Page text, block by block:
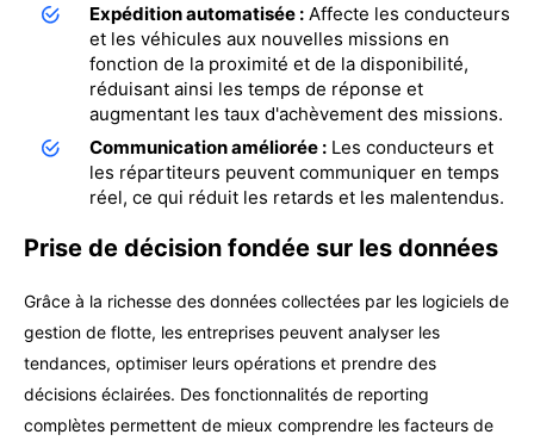
Expédition automatisée : Affecte les conducteurs
et les véhicules aux nouvelles missions en
fonction de la proximité et de la disponibilité,
réduisant ainsi les temps de réponse et
augmentant les taux d'achèvement des missions.
Communication améliorée : Les conducteurs et
les répartiteurs peuvent communiquer en temps
réel, ce qui réduit les retards et les malentendus.
Prise de décision fondée sur les données
Grâce à la richesse des données collectées par les logiciels de
gestion de flotte, les entreprises peuvent analyser les
tendances, optimiser leurs opérations et prendre des
décisions éclairées. Des fonctionnalités de reporting
complètes permettent de mieux comprendre les facteurs de